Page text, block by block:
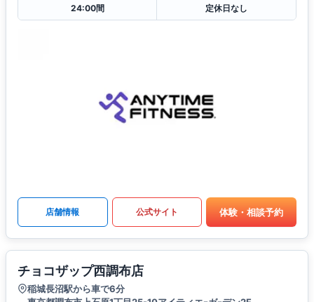
24:00間
定休日なし
店舗情報 公式サイト 体験・相談予約
チョコザップ西調布店
稲城長沼駅から車で6分